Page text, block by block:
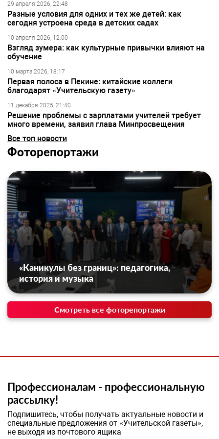
29 апреля 2026, 22:48
Разные условия для одних и тех же детей: как
сегодня устроена среда в детских садах
10 апреля 2026, 12:00
Взгляд зумера: как культурные привычки влияют на
обучение
10 марта 2026, 18:17
Первая полоса в Пекине: китайские коллеги
благодарят «Учительскую газету»
11 декабря 2025, 21:40
Решение проблемы с зарплатами учителей требует
много времени, заявил глава Минпросвещения
Все топ новости
Фоторепортажи
«Каникулы без границ»: педагогика,
история и музыка
Смотреть все фоторепортажи
Профессионалам - профессиональную
рассылку!
Подпишитесь, чтобы получать актуальные новости и
специальные предложения от «Учительской газеты»,
не выходя из почтового ящика